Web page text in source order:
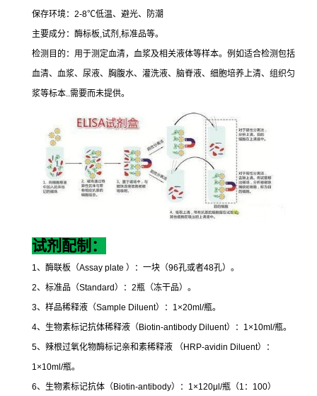
保存环境： 2-8℃低温、避光、防潮
主要成分：酶标板,试剂 ,标准品等。
检测目的：用于测定血清，血浆及相关液体等样本。例如适合检测包括
血清、血浆、尿液、胸腹水、灌洗液、脑脊液、细胞培养上清、组织匀
浆等标本..需要而未提供。
试剂配制：
1、酶联板（Assay plate ）：一块（96孔或者48孔）。
2、标准品（Standard）： 2瓶（冻干品）。
3、样品稀释液（Sample Diluent）： 1×20ml/瓶。
4、生物素标记抗体稀释液（Biotin-antibody Diluent）： 1×10ml/瓶。
5、辣根过氧化物酶标记亲和素稀释液 （HRP-avidin Diluent）：
1×10ml/瓶。
6、生物素标记抗体（Biotin-antibody）： 1×120μl/瓶（1 ： 100）